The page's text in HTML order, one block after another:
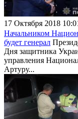
17 Октября 2018
Начальником
будет генерал
Дня защитника
управления
Артуру...